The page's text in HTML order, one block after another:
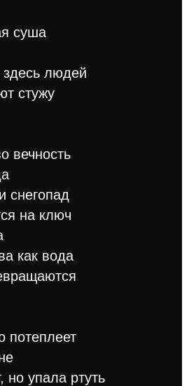
суша
людей
стужу
вечность
снегопад
на ключ
как вода
потеплеет
но упала ртуть